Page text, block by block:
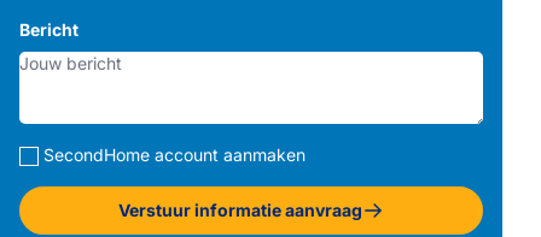
Bericht
SecondHome account aanmaken
Verstuur informatie aanvraag